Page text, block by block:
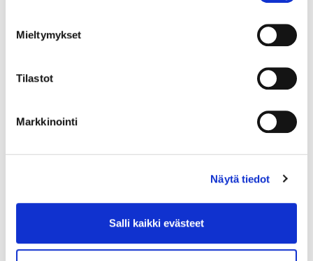
Mieltymykset
Tilastot
Markkinointi
Näytä tiedot
Salli kaikki evästeet
19.4.2021
China
Many European Companies are keen to come